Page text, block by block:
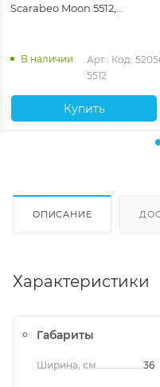
Scarabeo Moon 5512,
перелива, белый
В наличии
Арт.:
5512
Код:
Купить
ОПИСАНИЕ
Характеристики
Габариты
Ширина, см 36